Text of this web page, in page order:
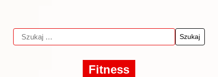
Fitness